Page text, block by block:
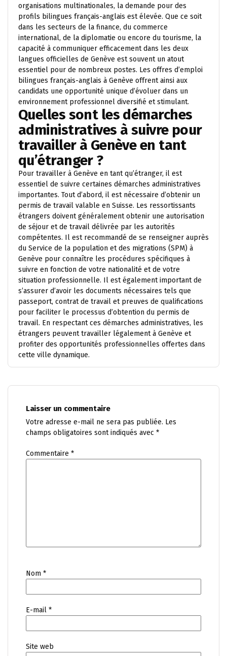
organisations multinationales, la demande pour des
profils bilingues français-anglais est élevée. Que ce soit
dans les secteurs de la finance, du commerce
international, de la diplomatie ou encore du tourisme, la
capacité à communiquer efficacement dans les deux
langues officielles de Genève est souvent un atout
essentiel pour de nombreux postes. Les offres d’emploi
bilingues français-anglais à Genève offrent ainsi aux
candidats une opportunité unique d’évoluer dans un
environnement professionnel diversifié et stimulant.
Quelles sont les démarches
administratives à suivre pour
travailler à Genève en tant
qu’étranger ?
Pour travailler à Genève en tant qu’étranger, il est
essentiel de suivre certaines démarches administratives
importantes. Tout d’abord, il est nécessaire d’obtenir un
permis de travail valable en Suisse. Les ressortissants
étrangers doivent généralement obtenir une autorisation
de séjour et de travail délivrée par les autorités
compétentes. Il est recommandé de se renseigner auprès
du Service de la population et des migrations (SPM) à
Genève pour connaître les procédures spécifiques à
suivre en fonction de votre nationalité et de votre
situation professionnelle. Il est également important de
s’assurer d’avoir les documents nécessaires tels que
passeport, contrat de travail et preuves de qualifications
pour faciliter le processus d’obtention du permis de
travail. En respectant ces démarches administratives, les
étrangers peuvent travailler légalement à Genève et
profiter des opportunités professionnelles offertes dans
cette ville dynamique.
Laisser un commentaire
Votre adresse e-mail ne sera pas publiée. Les
champs obligatoires sont indiqués avec *
Commentaire *
Nom *
E-mail *
Site web